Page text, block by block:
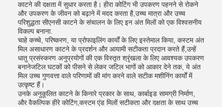
काटने की दक्षता में सुधार करता है। हीरा कोटिंग भी उपकरण पहनने से रोकने
और उपकरण के जीवन को बढ़ाने में मदद करता है,उच्च मात्रा और उच्च
परिशुद्धता सीएनसी काटने के संचालन के लिए इन अंत मिलों को एक विश्वसनीय
विकल्प बनाना.
चाहे कच्चे, परिष्करण, या प्रोफाइलिंग कार्यों के लिए इस्तेमाल किया, कस्टम अंत
मिल असाधारण काटने के प्रदर्शन और आयामी सटीकता प्रदान करते हैं,उन्हें
धातु प्रसंस्करण अनुप्रयोगों की एक विस्तृत श्रृंखला के लिए आवश्यक उपकरण
बनानेजटिल घटकों को पीसने से लेकर जटिल भागों को आकार देने तक, ये अंत
मिल उच्च गुणवत्ता वाले परिणामों की मांग करने वाले सटीक मशीनिंग कार्यों में
उत्कृष्ट हैं।
उनके अनुकूलित काटने के किनारे प्रकार के साथ, कार्बाइड सामग्री निर्माण,
और वैकल्पिक हीरे कोटिंग,कस्टम एंड मिलों सटीकता और दक्षता के साथ उच्च